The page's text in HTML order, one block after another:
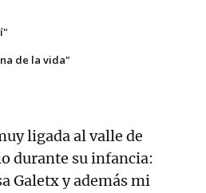
de la vida"
ligada al valle de
durante su infancia:
Galetx y además mi